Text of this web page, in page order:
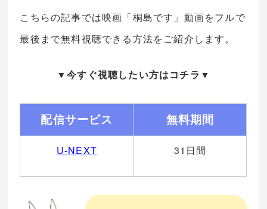
こちらの記事では映画「桐島です」動画をフルで
最後まで無料視聴できる方法をご紹介します。
▼今すぐ視聴したい方はコチラ▼
配信サービス 無料期間
U-NEXT 31日間